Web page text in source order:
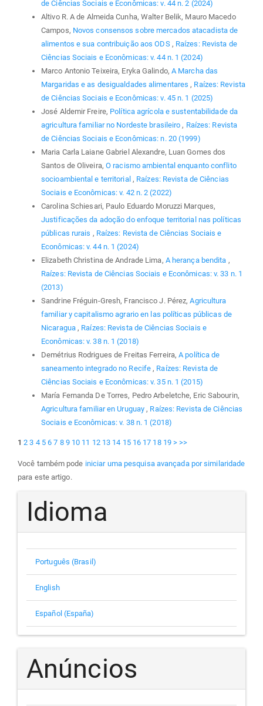
de Ciências Sociais e Econômicas: v. 44 n. 2 (2024)
Altivo R. A de Almeida Cunha, Walter Belik, Mauro Macedo
Campos, Novos consensos sobre mercados atacadista de
alimentos e sua contribuição aos ODS , Raízes: Revista de
Ciências Sociais e Econômicas: v. 44 n. 1 (2024)
Marco Antonio Teixeira, Eryka Galindo, A Marcha das
Margaridas e as desigualdades alimentares , Raízes: Revista
de Ciências Sociais e Econômicas: v. 45 n. 1 (2025)
José Aldemir Freire, Política agrícola e sustentabilidade da
agricultura familiar no Nordeste brasileiro , Raízes: Revista
de Ciências Sociais e Econômicas: n. 20 (1999)
Maria Carla Laiane Gabriel Alexandre, Luan Gomes dos
Santos de Oliveira, O racismo ambiental enquanto conflito
socioambiental e territorial , Raízes: Revista de Ciências
Sociais e Econômicas: v. 42 n. 2 (2022)
Carolina Schiesari, Paulo Eduardo Moruzzi Marques,
Justificações da adoção do enfoque territorial nas políticas
públicas rurais , Raízes: Revista de Ciências Sociais e
Econômicas: v. 44 n. 1 (2024)
Elizabeth Christina de Andrade Lima, A herança bendita ,
Raízes: Revista de Ciências Sociais e Econômicas: v. 33 n. 1
(2013)
Sandrine Fréguin-Gresh, Francisco J. Pérez,Agricultura
familiar y capitalismo agrario en las políticas públicas de
Nicaragua , Raízes: Revista de Ciências Sociais e
Econômicas: v. 38 n. 1 (2018)
Demétrius Rodrigues de Freitas Ferreira,A política de
saneamento integrado no Recife , Raízes: Revista de
Ciências Sociais e Econômicas: v. 35 n. 1 (2015)
María Fernanda De Torres, Pedro Arbeletche, Eric Sabourin,
Agricultura familiar en Uruguay , Raízes: Revista de Ciências
Sociais e Econômicas: v. 38 n. 1 (2018)
1 2 3 4 5 6 7 8 9 10 11 12 13 14 15 16 17 18 19 > >>
Você também pode iniciar uma pesquisa avançada por similaridade
para este artigo.
Idioma
Português (Brasil)
English
Español (España)
Anúncios